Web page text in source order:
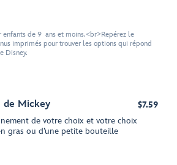
enfants de 9 ans et moins.<br>Repérez le
imprimés pour trouver les options qui répond
Disney.
de Mickey
de votre choix et votre choix
gras ou d’une petite bouteille
$7.59